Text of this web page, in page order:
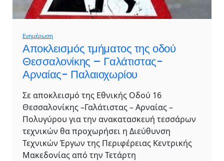
Ενημέρωση
Αποκλεισμός τμήματος της οδού
Θεσσαλονίκης – Γαλάτιστας-
Αρναίας- Παλαιοχωρίου
Σε αποκλεισμό της Εθνικής Οδού 16
Θεσσαλονίκης –Γαλάτιστας – Αρναίας –
Πολυγύρου για την ανακατασκευή τεσσάρων
τεχνικών θα προχωρήσει η Διεύθυνση
Τεχνικών Έργων της Περιφέρειας Κεντρικής
Μακεδονίας από την Τετάρτη